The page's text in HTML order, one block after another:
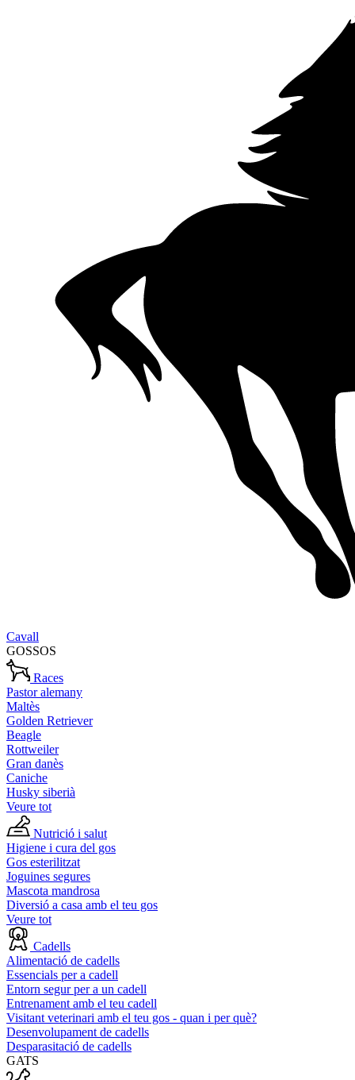
Cavall
GOSSOS
Races
Pastor alemany
Maltès
Golden Retriever
Beagle
Rottweiler
Gran danès
Caniche
Husky siberià
Veure tot
Nutrició i salut
Higiene i cura del gos
Gos esterilitzat
Joguines segures
Mascota mandrosa
Diversió a casa amb el teu gos
Veure tot
Cadells
Alimentació de cadells
Essencials per a cadell
Entorn segur per a un cadell
Entrenament amb el teu cadell
Visitant veterinari amb el teu gos - quan i per què?
Desenvolupament de cadells
Desparasitació de cadells
GATS